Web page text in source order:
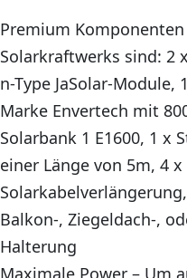
Premium
Solarkraftwerks sind: 2
n-Type JaSolar-
Marke Envertech mit
Solarbank 1 E1600, 1 x
einer Länge von 5m, 4 x
Balkon-, Ziegeldach-,
Halterung
Maximale Power – Um